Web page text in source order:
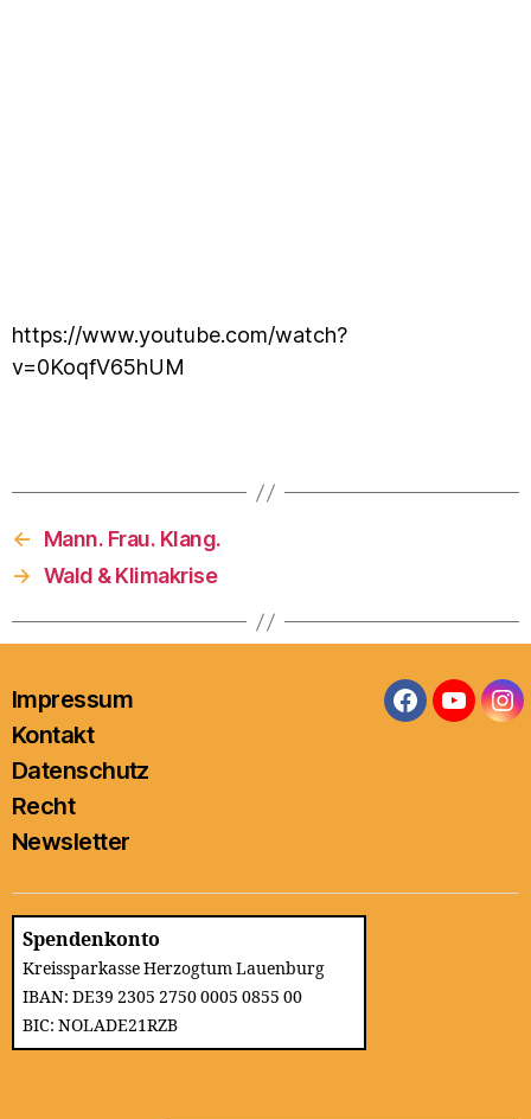
https://www.youtube.com/watch?
v=0KoqfV65hUM
←
Mann. Frau. Klang.
→ Wald & Klimakrise
Impressum
Kontakt
Datenschutz
Recht
Newsletter
Facebook
Spendenkonto
Kreissparkasse Herzogtum Lauenburg
IBAN: DE39 2305 2750 0005 0855 00
BIC: NOLADE21RZB